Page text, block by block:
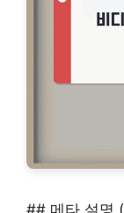
## 메타 설명